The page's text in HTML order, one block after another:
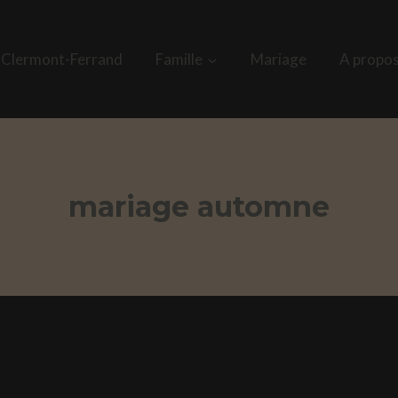
Ferrand Famille Mariage A propos
mariage automne